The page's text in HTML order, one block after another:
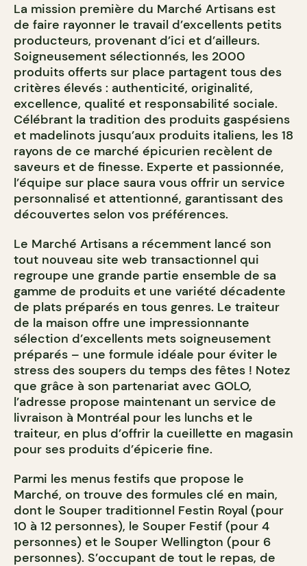
La mission première du Marché Artisans est
de faire rayonner le travail d’excellents petits
producteurs, provenant d’ici et d’ailleurs.
Soigneusement sélectionnés, les 2000
produits offerts sur place partagent tous des
critères élevés : authenticité, originalité,
excellence, qualité et responsabilité sociale.
Célébrant la tradition des produits gaspésiens
et madelinots jusqu’aux produits italiens, les 18
rayons de ce marché épicurien recèlent de
saveurs et de finesse. Experte et passionnée,
l’équipe sur place saura vous offrir un service
personnalisé et attentionné, garantissant des
découvertes selon vos préférences.
Le Marché Artisans a récemment lancé son
tout nouveau site web transactionnel qui
regroupe une grande partie ensemble de sa
gamme de produits et une variété décadente
de plats préparés en tous genres. Le traiteur
de la maison offre une impressionnante
sélection d’excellents mets soigneusement
préparés – une formule idéale pour éviter le
stress des soupers du temps des fêtes ! Notez
que grâce à son partenariat avec GOLO,
l’adresse propose maintenant un service de
livraison à Montréal pour les lunchs et le
traiteur, en plus d’offrir la cueillette en magasin
pour ses produits d’épicerie fine.
Parmi les menus festifs que propose le
Marché, on trouve des formules clé en main,
dont le Souper traditionnel Festin Royal (pour
10 à 12 personnes), le Souper Festif (pour 4
personnes) et le Souper Wellington (pour 6
personnes). S’occupant de tout le repas, de